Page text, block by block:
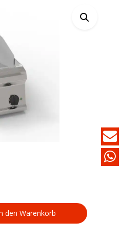
den Warenkorb